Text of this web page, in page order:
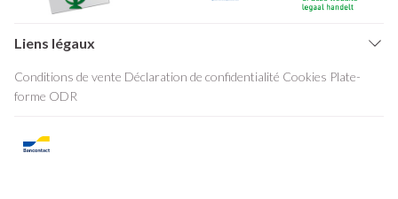
Liens légaux
Conditions de vente Déclaration de confidentialité Cookies Plate-
forme ODR